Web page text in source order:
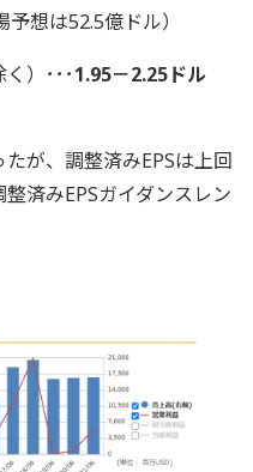
予想は52.5億ドル）
）･･･1.95－2.25ドル
が、調整済みEPSは上回
済みEPSガイダンスレン